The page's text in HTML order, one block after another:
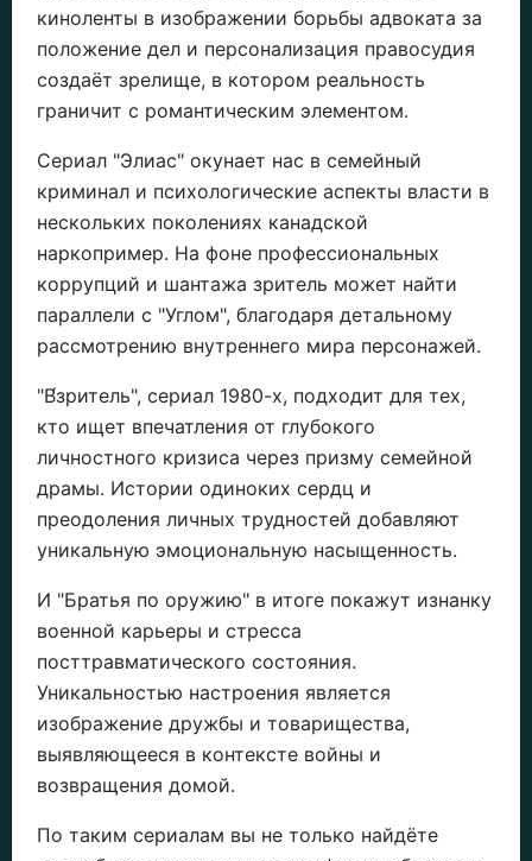
киноленты в изображении борьбы адвоката за
положение дел и персонализация правосудия
создаёт зрелище, в котором реальность
граничит с романтическим элементом.
Сериал "Элиас" окунает нас в семейный
криминал и психологические аспекты власти в
нескольких поколениях канадской
наркопример. На фоне профессиональных
коррупций и шантажа зритель может найти
параллели с "Углом", благодаря детальному
рассмотрению внутреннего мира персонажей.
"В́зритель", сериал 1980-х, подходит для тех,
кто ищет впечатления от глубокого
личностного кризиса через призму семейной
драмы. Истории одиноких сердц и
преодоления личных трудностей добавляют
уникальную эмоциональную насыщенность.
И "Братья по оружию" в итоге покажут изнанку
военной карьеры и стресса
посттравматического состояния.
Уникальностью настроения является
изображение дружбы и товарищества,
выявляющееся в контексте войны и
возвращения домой.
По таким сериалам вы не только найдёте